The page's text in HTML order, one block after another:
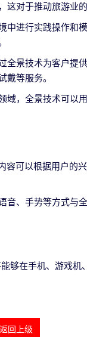
对于推动旅游业
进行实践操作
景技术为客户
等服务。
，全景技术可
可以根据用户
、手势等方式
够在手机、游戏
返回上级